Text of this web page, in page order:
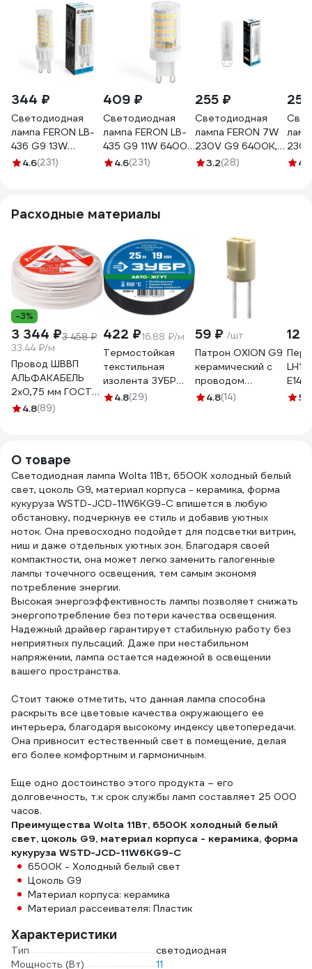
344 ₽
Светодиодная
лампа FERON LB-
436 G9 13W
6400K 38154
4.6(231)
409 ₽
Светодиодная
лампа FERON LB-
435 G9 11W 6400K
38151
4.6(231)
255 ₽
Светодиодная
лампа FERON 7W
230V G9 6400K,
LB-431 25757
3.2(28)
LB-4.3
Расходные материалы
-3%
3 344 ₽3 458 ₽
33.44 ₽/м
Провод ШВВП
АЛЬФАКАБЕЛЬ
2х0,75 мм ГОСТ
100 м 05142
4.8(89)
422 ₽16.88 ₽/м
Термостойкая
текстильная
изолента ЗУБР
Авто-Жгут 19 мм х
4.8(29)
59 ₽ /шт
Патрон OXION G9
керамический с
проводом
2x0.5мм² 15см OX-
4.8(14)
Е14
5
О товаре
Светодиодная лампа Wolta 11Вт, 6500К холодный белый
свет, цоколь G9, материал корпуса - керамика, форма
кукуруза WSTD-JCD-11W6KG9-C впишется в любую
обстановку, подчеркнув ее стиль и добавив уютных
ноток. Она превосходно подойдет для подсветки витрин,
ниш и даже отдельных уютных зон. Благодаря своей
компактности, она может легко заменить галогенные
лампы точечного освещения, тем самым экономя
потребление энергии.
Высокая энергоэффективность лампы позволяет снижать
энергопотребление без потери качества освещения.
Надежный драйвер гарантирует стабильную работу без
неприятных пульсаций. Даже при нестабильном
напряжении, лампа остается надежной в освещении
вашего пространства.
Стоит также отметить, что данная лампа способна
раскрыть все цветовые качества окружающего ее
интерьера, благодаря высокому индексу цветопередачи.
Она привносит естественный свет в помещение, делая
его более комфортным и гармоничным.
Еще одно достоинство этого продукта – его
долговечность, т.к срок службы ламп составляет 25 000
часов.
Преимущества Wolta 11Вт, 6500К холодный белый
свет, цоколь G9, материал корпуса - керамика, форма
кукуруза WSTD-JCD-11W6KG9-C
6500К - Холодный белый свет
Цоколь G9
Материал корпуса: керамика
Материал рассеивателя: Пластик
Характеристики
Тип
светодиодная
Мощность (Вт)
11